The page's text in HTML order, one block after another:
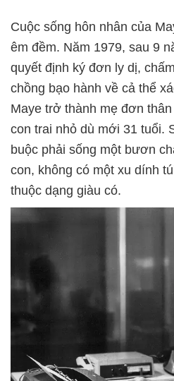
Cuộc sống hôn nhân của
êm đềm. Năm 1979, sau 9
quyết định ký đơn ly dị,
chồng bạo hành về cả thể
Maye trở thành mẹ đơn
con trai nhỏ dù mới 31 tuổi.
buộc phải sống một bươn
con, không có một xu dính
thuộc dạng giàu có.